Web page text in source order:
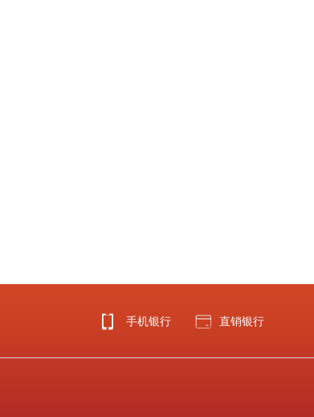
手机银行 直销银行